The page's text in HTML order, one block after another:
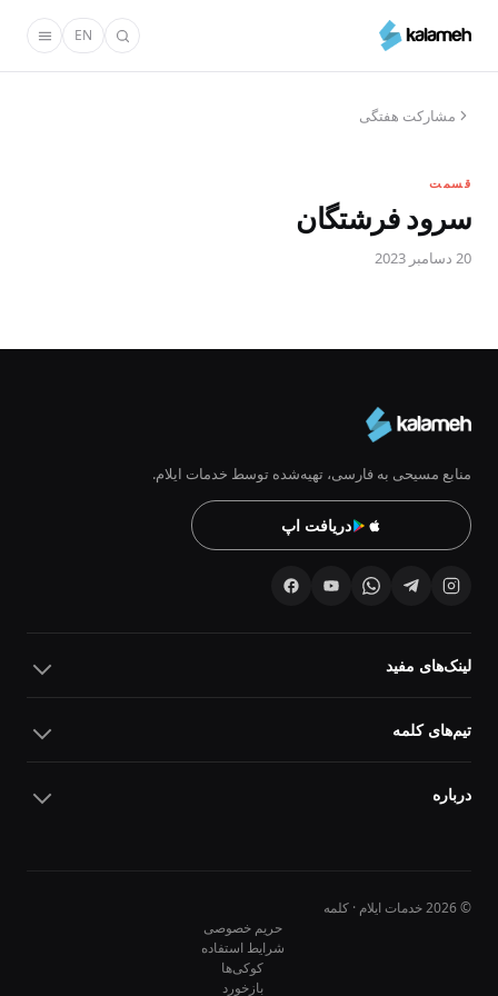
محتوای
EN
مشارکت هفتگی
قسمت
سرود فرشتگان
20 دسامبر 2023
منابع مسیحی به فارسی، تهیه‌شده توسط خدمات ایلام.
دریافت اپ
لینک‌های مفید
تیم‌های کلمه
درباره
© 2026 خدمات ایلام · کلمه
حریم خصوصی
شرایط استفاده
کوکی‌ها
بازخورد
10